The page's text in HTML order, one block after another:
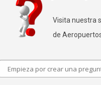
Visita nuestra
de